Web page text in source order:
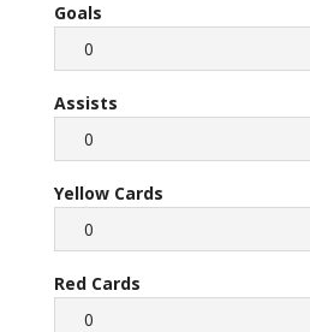
Goals
0
Assists
0
Yellow Cards
0
Red Cards
0